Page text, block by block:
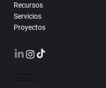
Recursos
Servicios
Proyectos